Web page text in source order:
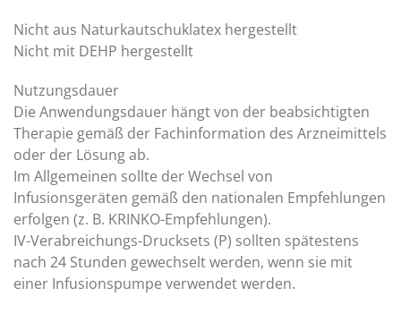
Nicht aus Naturkautschuklatex hergestellt
Nicht mit DEHP hergestellt
Nutzungsdauer
Die Anwendungsdauer hängt von der beabsichtigten
Therapie gemäß der Fachinformation des Arzneimittels
oder der Lösung ab.
Im Allgemeinen sollte der Wechsel von
Infusionsgeräten gemäß den nationalen Empfehlungen
erfolgen (z. B. KRINKO-Empfehlungen).
IV-Verabreichungs-Drucksets (P) sollten spätestens
nach 24 Stunden gewechselt werden, wenn sie mit
einer Infusionspumpe verwendet werden.